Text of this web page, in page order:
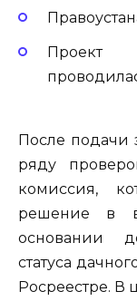
Проект
После подачи
ряду
комиссия,
решение в
основании
статуса
Росреестре. В